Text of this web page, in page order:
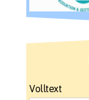
Volltext